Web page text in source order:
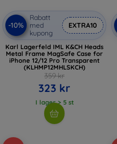
-10%
Rabatt
med
kupong
EXTRA10
Karl Lagerfeld IML K&CH Heads
Metal Frame MagSafe Case for
iPhone 12/12 Pro Transparent
(KLHMP12MHLSKCH)
359 kr
323 kr
I lager > 5 st